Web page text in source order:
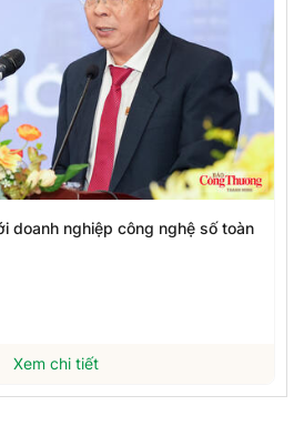
doanh nghiệp công nghệ số toàn
Xem chi tiết